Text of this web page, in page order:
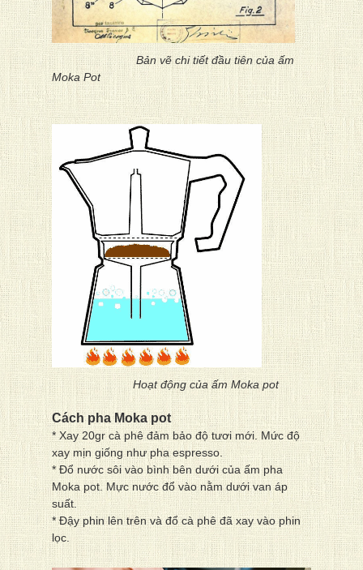
Bản vẽ chi tiết đầu tiên của ấm
Moka Pot
Hoạt động của ấm Moka pot
Cách pha Moka pot
* Xay 20gr cà phê đảm bảo độ tươi mới. Mức độ
xay mịn giống như pha espresso.
* Đổ nước sôi vào bình bên dưới của ấm pha
Moka pot. Mực nước đổ vào nằm dưới van áp
suất.
* Đậy phin lên trên và đổ cà phê đã xay vào phin
lọc.